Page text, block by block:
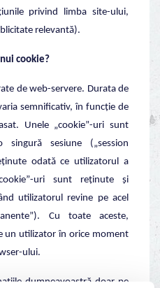
privind limba site-ului,
relevantă).
cookie?
de web-servere. Durata de
semnificativ, în funcție de
Unele „cookie”-uri sunt
sesiune („session
odată ce utilizatorul a
uri sunt reținute și
utilizatorul revine pe acel
Cu toate aceste,
un utilizator în orice moment
ului.
dumneavoastră doar pe